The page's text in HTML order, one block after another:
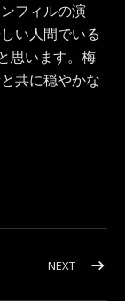
フィルの演
い人間でいる
思います。梅
共に穏やかな
NEXTPOST: